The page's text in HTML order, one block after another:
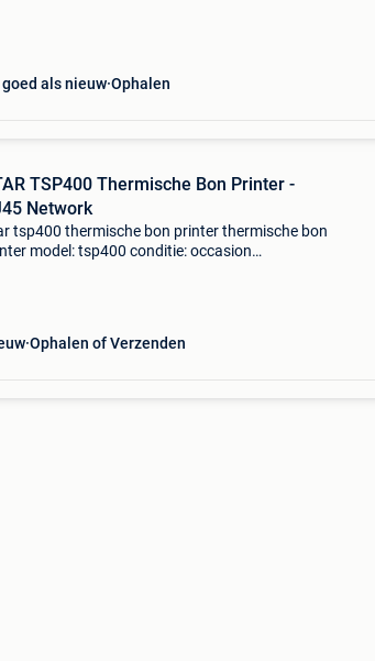
goed als nieuw Ophalen
TSP400 Thermische Bon Printer -
Network
tsp400 thermische bon printer thermische bon
model: tsp400 conditie: occasion
Ophalen of Verzenden